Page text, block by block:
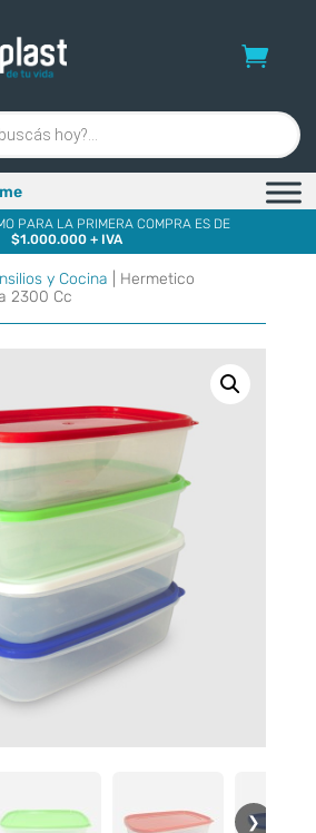
PARA LA PRIMERA COMPRA ES DE
$1.000.000 + IVA
y Cocina | Hermetico
2300 Cc
❯